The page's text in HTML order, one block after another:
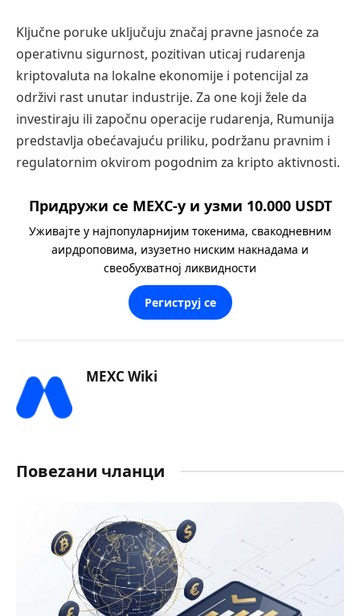
Ključne poruke uključuju značaj pravne jasnoće za
operativnu sigurnost, pozitivan uticaj rudarenja
kriptovaluta na lokalne ekonomije i potencijal za
održivi rast unutar industrije. Za one koji žele da
investiraju ili započnu operacije rudarenja, Rumunija
predstavlja obećavajuću priliku, podržanu pravnim i
regulatornim okvirom pogodnim za kripto aktivnosti.
Придружи се MEXC-у и узми 10.000 USDT
Уживајте у најпопуларнијим токенима, свакодневним
аирдроповима, изузетно ниским накнадама и
свеобухватној ликвидности
Региструј се
MEXC Wiki
Повеzани чланци